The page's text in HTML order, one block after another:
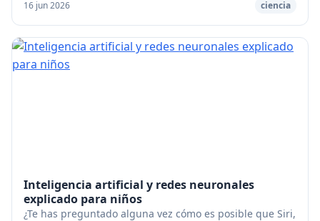
arenas de las playas del Báltico; ...
16 jun 2026 ciencia
Inteligencia artificial y redes neuronales
explicado para niños
¿Te has preguntado alguna vez cómo es posible que Siri,